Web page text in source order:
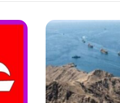
عاجل-
18هدفا
مهما
تابعا